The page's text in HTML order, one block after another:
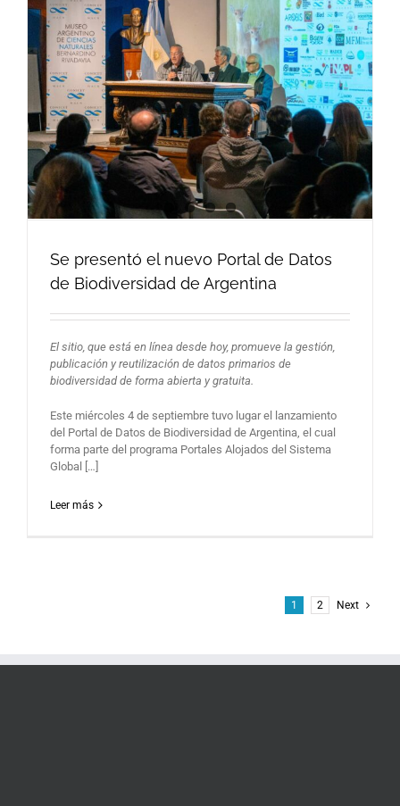
Se presentó el nuevo Portal de Datos
de Biodiversidad de Argentina
El sitio, que está en línea desde hoy, promueve la gestión,
publicación y reutilización de datos primarios de
biodiversidad de forma abierta y gratuita.
Este miércoles 4 de septiembre tuvo lugar el lanzamiento
del Portal de Datos de Biodiversidad de Argentina, el cual
forma parte del programa Portales Alojados del Sistema
Global […]
Leer más
1 2 Next